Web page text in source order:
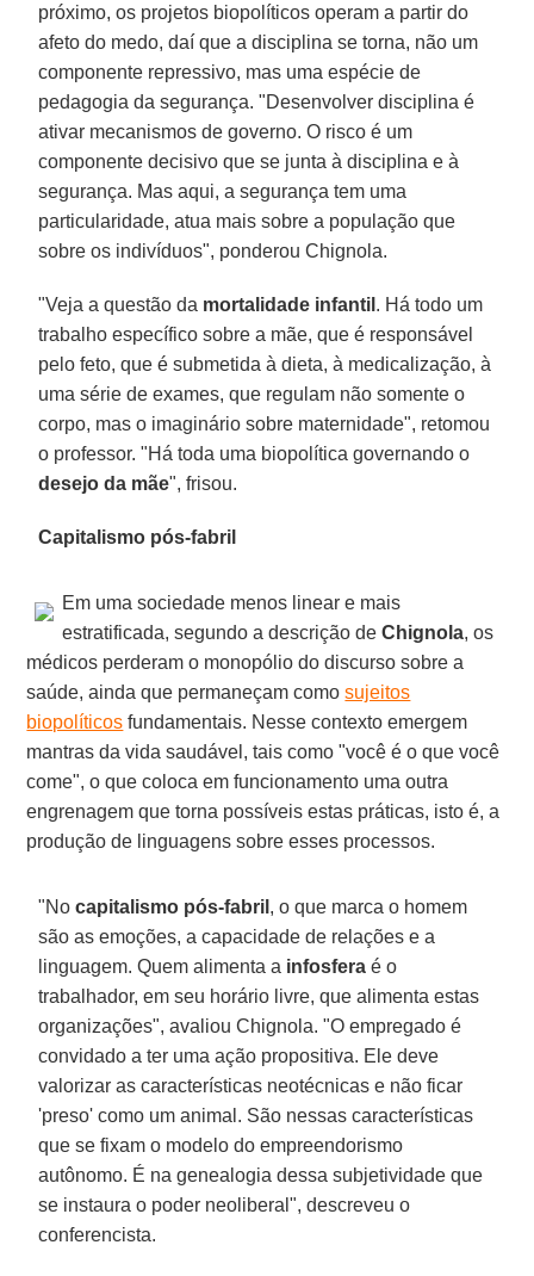
próximo, os projetos biopolíticos operam a partir do
afeto do medo, daí que a disciplina se torna, não um
componente repressivo, mas uma espécie de
pedagogia da segurança. "Desenvolver disciplina é
ativar mecanismos de governo. O risco é um
componente decisivo que se junta à disciplina e à
segurança. Mas aqui, a segurança tem uma
particularidade, atua mais sobre a população que
sobre os indivíduos", ponderou Chignola.
"Veja a questão da mortalidade infantil . Há todo um
trabalho específico sobre a mãe, que é responsável
pelo feto, que é submetida à dieta, à medicalização, à
uma série de exames, que regulam não somente o
corpo, mas o imaginário sobre maternidade", retomou
o professor. "Há toda uma biopolítica governando o
desejo da mãe", frisou.
Capitalismo pós-fabril
Em uma sociedade menos linear e mais
estratificada, segundo a descrição deChignola, os
médicos perderam o monopólio do discurso sobre a
saúde, ainda que permaneçam comosujeitos
biopolíticos fundamentais. Nesse contexto emergem
mantras da vida saudável, tais como "você é o que você
come", o que coloca em funcionamento uma outra
engrenagem que torna possíveis estas práticas, isto é, a
produção de linguagens sobre esses processos.
"Nocapitalismo pós-fabril , o que marca o homem
são as emoções, a capacidade de relações e a
linguagem. Quem alimenta a infosfera é o
trabalhador, em seu horário livre, que alimenta estas
organizações", avaliou Chignola. "O empregado é
convidado a ter uma ação propositiva. Ele deve
valorizar as características neotécnicas e não ficar
'preso' como um animal. São nessas características
que se fixam o modelo do empreendorismo
autônomo. É na genealogia dessa subjetividade que
se instaura o poder neoliberal", descreveu o
conferencista.